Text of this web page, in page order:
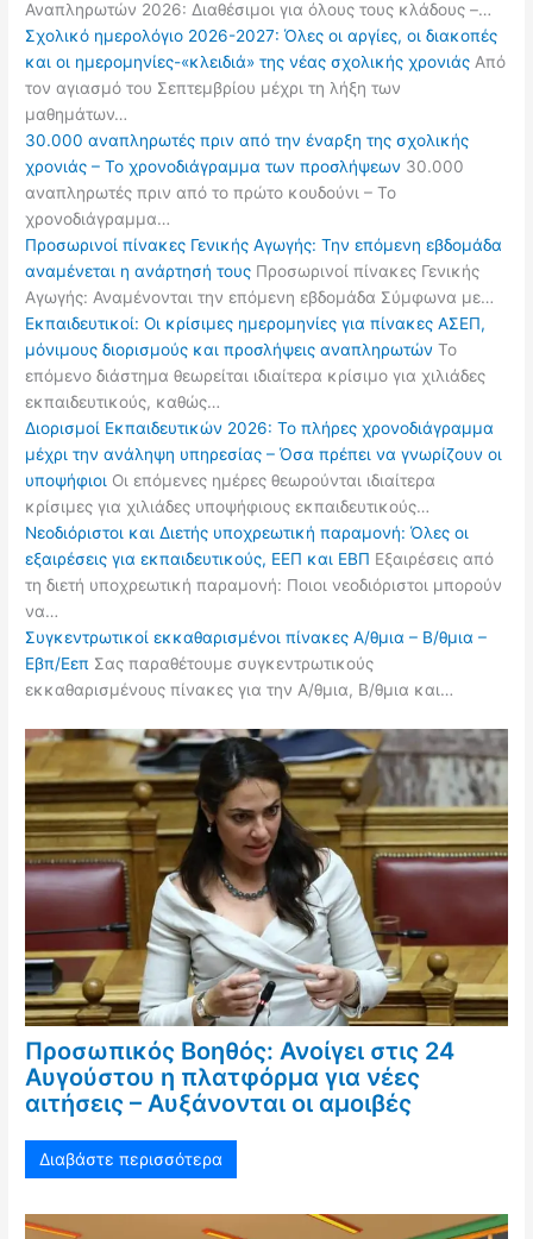
Αναπληρωτών 2026: Διαθέσιμοι για όλους τους κλάδους –…
Σχολικό ημερολόγιο 2026-2027: Όλες οι αργίες, οι διακοπές
και οι ημερομηνίες-«κλειδιά» της νέας σχολικής χρονιάς Από
τον αγιασμό του Σεπτεμβρίου μέχρι τη λήξη των
μαθημάτων…
30.000 αναπληρωτές πριν από την έναρξη της σχολικής
χρονιάς – Το χρονοδιάγραμμα των προσλήψεων 30.000
αναπληρωτές πριν από το πρώτο κουδούνι – Το
χρονοδιάγραμμα…
Προσωρινοί πίνακες Γενικής Αγωγής: Την επόμενη εβδομάδα
αναμένεται η ανάρτησή τους Προσωρινοί πίνακες Γενικής
Αγωγής: Αναμένονται την επόμενη εβδομάδα Σύμφωνα με…
Εκπαιδευτικοί: Οι κρίσιμες ημερομηνίες για πίνακες ΑΣΕΠ,
μόνιμους διορισμούς και προσλήψεις αναπληρωτών Το
επόμενο διάστημα θεωρείται ιδιαίτερα κρίσιμο για χιλιάδες
εκπαιδευτικούς, καθώς…
Διορισμοί Εκπαιδευτικών 2026: Το πλήρες χρονοδιάγραμμα
μέχρι την ανάληψη υπηρεσίας – Όσα πρέπει να γνωρίζουν οι
υποψήφιοι Οι επόμενες ημέρες θεωρούνται ιδιαίτερα
κρίσιμες για χιλιάδες υποψήφιους εκπαιδευτικούς…
Νεοδιόριστοι και Διετής υποχρεωτική παραμονή: Όλες οι
εξαιρέσεις για εκπαιδευτικούς, ΕΕΠ και ΕΒΠ Εξαιρέσεις από
τη διετή υποχρεωτική παραμονή: Ποιοι νεοδιόριστοι μπορούν
να…
Συγκεντρωτικοί εκκαθαρισμένοι πίνακες Α/θμια – Β/θμια –
Εβπ/Εεπ Σας παραθέτουμε συγκεντρωτικούς
εκκαθαρισμένους πίνακες για την Α/θμια, Β/θμια και…
Προσωπικός Βοηθός: Ανοίγει στις 24
Αυγούστου η πλατφόρμα για νέες
αιτήσεις – Αυξάνονται οι αμοιβές
Διαβάστε περισσότερα